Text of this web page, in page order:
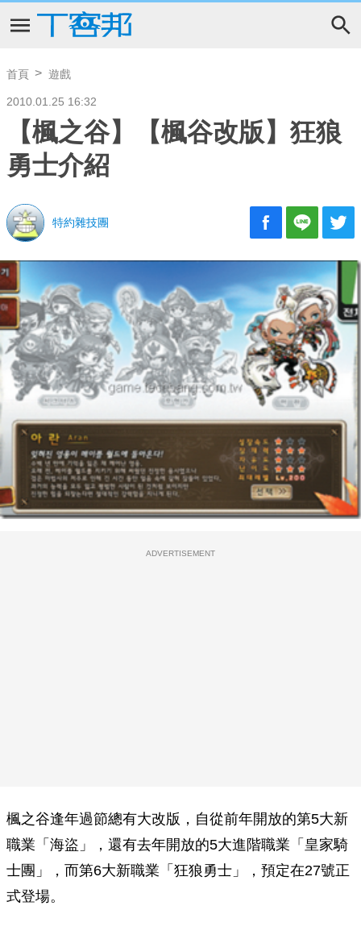
首頁 遊戲
2010.01.25 16:32
【楓之谷】【楓谷改版】狂狼
勇士介紹
特約雜技團
ADVERTISEMENT
楓之谷逢年過節總有大改版，自從前年開放的第5大新
職業「海盜」，還有去年開放的5大進階職業「皇家騎
士團」，而第6大新職業「狂狼勇士」，預定在27號正
式登場。